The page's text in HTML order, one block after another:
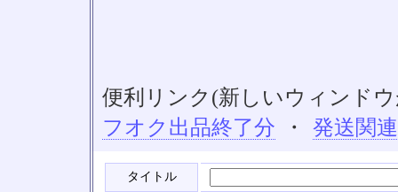
便利リンク(新しいウィンド
フオク出品終了分
・ 発送関
タイトル